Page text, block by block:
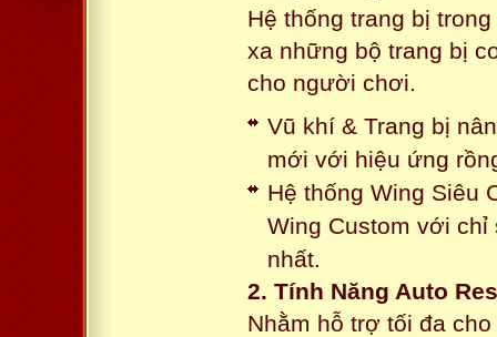
Hệ thống trang bị
xa những bộ trang bị
cho người chơi.
Vũ khí & Trang bị
mới với hiệu ứng
Hệ thống Wing Siêu
Wing Custom với
nhất.
2. Tính Năng Auto
Nhằm hỗ trợ tối đa